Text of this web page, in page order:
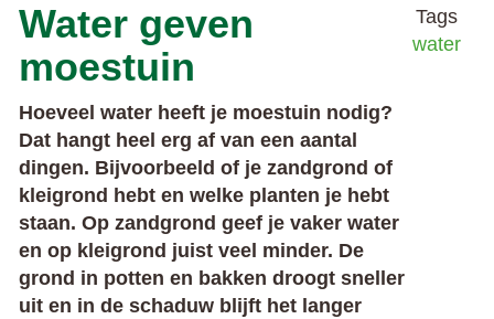
Water geven
moestuin
Hoeveel water heeft je moestuin nodig?
Dat hangt heel erg af van een aantal
dingen. Bijvoorbeeld of je zandgrond of
kleigrond hebt en welke planten je hebt
staan. Op zandgrond geef je vaker water
en op kleigrond juist veel minder. De
grond in potten en bakken droogt sneller
uit en in de schaduw blijft het langer
Tags
water